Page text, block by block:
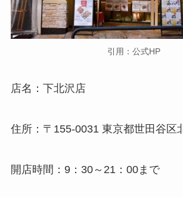
引用：公式HP
店名：下北沢店
住所：〒155-0031 東京都世田谷区
開店時間：9：30～21：00まで